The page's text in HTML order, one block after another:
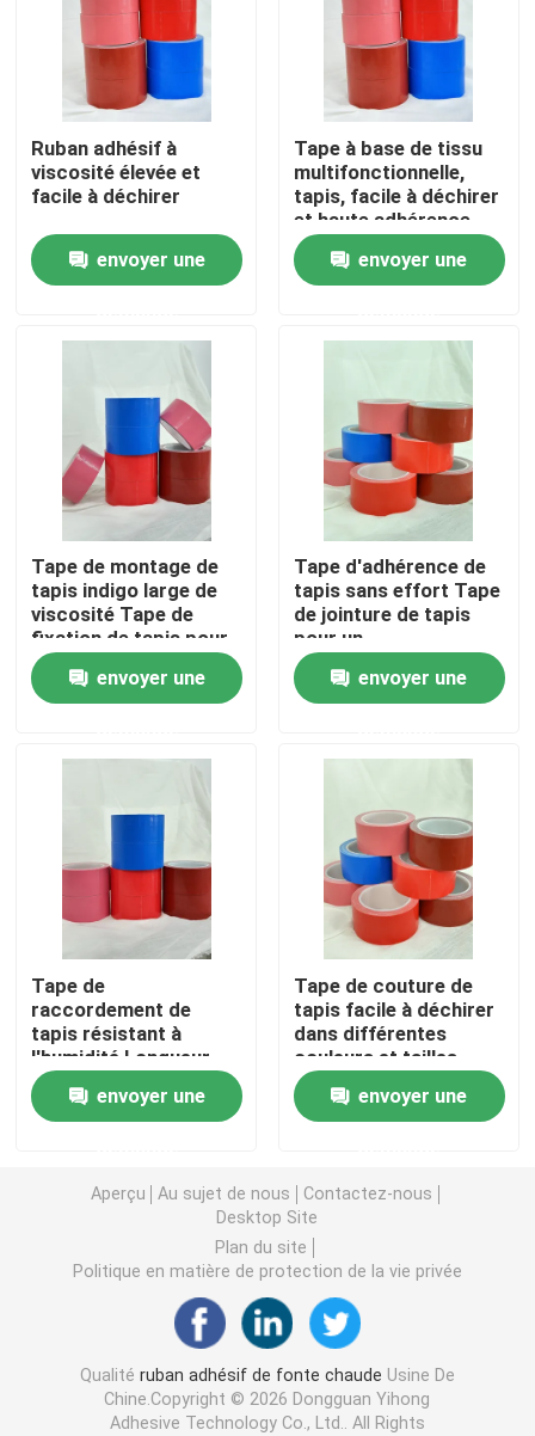
Aperçu
Produits
A propos de nous
Visite d'usine
Contrôle de la qualité
Contact
ruban adhésif de fonte chaude
Ruban adhésif de tapis
double bande dégrossie de mousse
Ruban adhésif de libération de bout droit
Blocs chauds de fonte
Double bande dégrossie de tissu
Plat flexographique montant des bandes
Ruban de transfert adhésif
Ruban adhésif démontable
Ruban adhésif à
viscosité élevée et
facile à déchirer
envoyer une
Tape à base de tissu
multifonctionnelle,
tapis, facile à déchirer
et haute adhérence
envoyer une
Tape de montage de
tapis indigo large de
viscosité Tape de
fixation de tapis pour
des sols sans soudure
et sécurisésenvoyer une
Tape d'adhérence de
tapis sans effort Tape
de jointure de tapis
pour un
repositionnement
facile envoyer une
Tape de
raccordement de
tapis résistant à
l'humidité Longueur
personnalisable
(1020/1240mm-
320um)
envoyer une
Tape de couture de
tapis facile à déchirer
dans différentes
couleurs et tailles
1020/1240 mm
envoyer une
Aperçu Au sujet de nous
Contactez-nous
Desktop Site
Plan du site
Politique en matière de protection de la vie privée
Qualité ruban adhésif de fonte chaude Usine De
Chine.Copyright © 2026 Dongguan Yihong
Adhesive Technology Co., Ltd.. All Rights